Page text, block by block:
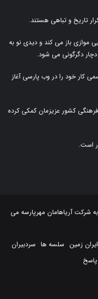
تاریخ و تباهی هستند.
موازی باز می کند و دیدی نو به
دگرگونی می شود.
کار خود را در وب پارسی آغاز
فرهنگی کشور عزیزمان کمکی کرده
است.
شرکت آریاهامان مهرپارسه می
زمین سلسه ها سردبیران